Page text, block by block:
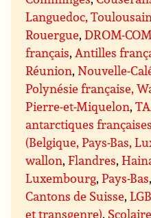
Languedoc, Toulousain
Rouergue,DROM-
français, Antilles
Réunion,Nouvelle-
Polynésie française,
Pierre-et-Miquelon,
antarctiques
(Belgique, Pays-Bas,
wallon,Flandres,
Luxembourg,Pays-Bas
Cantons de Suisse,
et transgenre), Scolaire